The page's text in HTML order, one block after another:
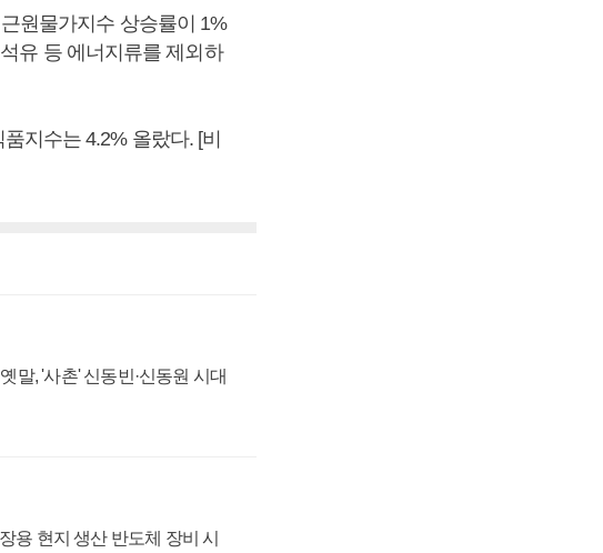
원물가지수 상승률이 1%
유 등 에너지류를 제외하
지수는 4.2% 올랐다. [비
말, '사촌' 신동빈·신동원 시대
용 현지 생산 반도체 장비 시